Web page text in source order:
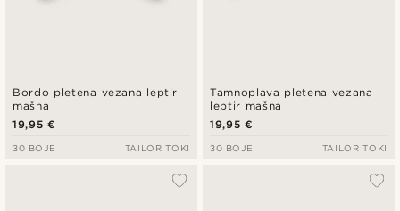
Bordo pletena vezana leptir
mašna
19,95 €
30 BOJE TAILOR TOKI
Tamnoplava pletena vezana
leptir mašna
19,95 €
30 BOJE TAILOR TOKI